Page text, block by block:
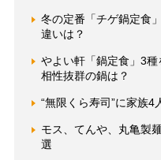
冬の定番「チゲ鍋定食
違いは？
やよい軒「鍋定食」3
相性抜群の鍋は？
“無限くら寿司”に家族
モス、てんや、丸亀製
選